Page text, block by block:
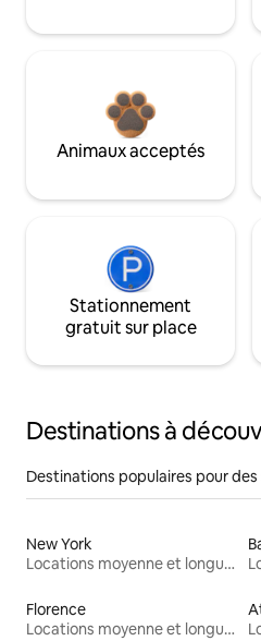
Animaux acceptés
Stationnement
gratuit sur place
Destinations à
Destinations populaires pour
New York
Locations moyenne et longue durée
Florence
Locations moyenne et longue durée